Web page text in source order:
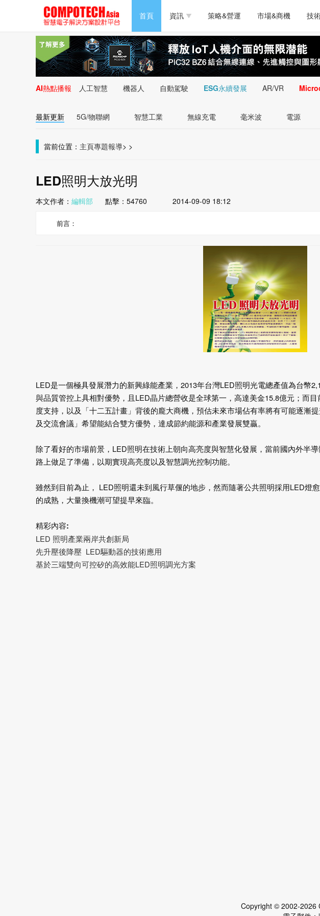
首頁 資訊
半導體/零組件 測試量測
PC/周邊 軟體/工具 醫
新能源 人工智慧 安
策略&營運 市場&商機 技
醫
類
PC/周邊 軟體/工具 醫
新能源 人工智慧 安
醫
類
嵌
控
AI熱點播報 人工智慧 機器人 自動駕駛 ESG永續發展 AR/VR
最新更新 5G/物聯網 智慧工業 無線充電 毫米波 電源
當前位置： 主頁 >
專題報導 >
LED照明大放光明
本文作者： 編輯部 點擊： 54760 2014-09-09 18:12
前言：
LED是一個極具發展潛力的新興綠能產業，2013年台灣LED照明光電總產值為台幣
與品質管控上具相對優勢，且LED晶片總營收是全球第一，高達美金15.8億元；而
度支持，以及「十二五計畫」背後的龐大商機，預估未來市場佔有率將有可能逐漸
及交流會議」希望能結合雙方優勢，達成節約能源和產業發展雙贏。
除了看好的市場前景，LED照明在技術上朝向高亮度與智慧化發展，當前國內外半
路上做足了準備，以期實現高亮度以及智慧調光控制功能。
雖然到目前為止， LED照明還未到風行草偃的地步，然而隨著公共照明採用LED燈
的成熟，大量換機潮可望提早來臨。
精彩內容:
LED 照明產業兩岸共創新局
先升壓後降壓 LED驅動器的技術應用
基於三端雙向可控矽的高效能LED照明調光方案
Copyright © 2002-2026